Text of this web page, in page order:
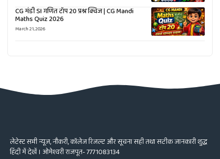
CG मंडी SI गणित टॉप 20 प्रश्न क्विज | CG Mandi
Maths Quiz 2026
March 21, 2026
लेटेस्ट सभी न्यूज, नौकरी, कॉलेज रिजल्ट और सूचना सही तथा सटीक जानकारी शुद्ध
हिंदी में देखें । ओमेश्वरी राजपूत- 7771083134